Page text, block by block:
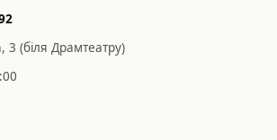
(біля Драмтеатру)